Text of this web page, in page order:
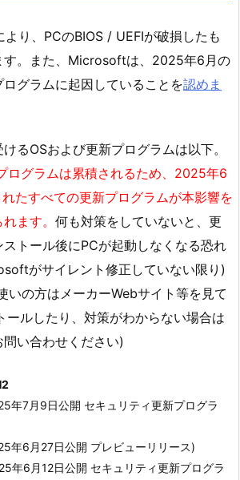
り、PCのBIOS / UEFIが破損したも
す。また、Microsoftは、2025年6月の
グラムに起因していることを認めま
るOSおよび更新プログラムは以下。
ログラムは累積されるため、2025年6
れたすべての更新プログラムが本影響を
ます。 何も対策をしていないと、更
トール後にPCが起動しなくなる恐れ
がサイレント修正していない限り)
いの方はメーカーWebサイト等を見て
ールしたり、対策がわからない場合は
い合わせください)
年7月9日公開 セキュリティ更新プログラ
年6月27日公開 プレビューリリース)
年6月12日公開 セキュリティ更新プログラ